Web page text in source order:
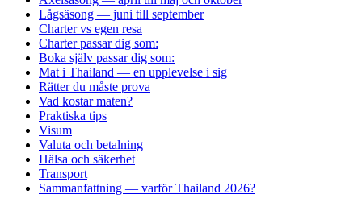
Lågsäsong — juni till september
Charter vs egen resa
Charter passar dig som:
Boka själv passar dig som:
Mat i Thailand — en upplevelse i sig
Rätter du måste prova
Vad kostar maten?
Praktiska tips
Visum
Valuta och betalning
Hälsa och säkerhet
Transport
Sammanfattning — varför Thailand 2026?